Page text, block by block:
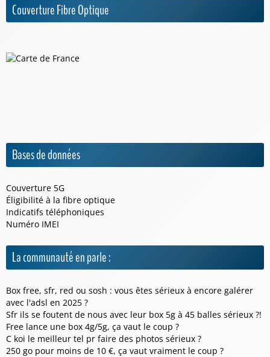
Couverture Fibre Optique
Bases de données
Couverture 5G
Éligibilité à la fibre optique
Indicatifs téléphoniques
Numéro IMEI
La communauté en parle :
Box free, sfr, red ou sosh : vous êtes sérieux à encore galérer
avec l'adsl en 2025 ?
Sfr ils se foutent de nous avec leur box 5g à 45 balles sérieux ?!
Free lance une box 4g/5g, ça vaut le coup ?
C koi le meilleur tel pr faire des photos sérieux ?
250 go pour moins de 10 €, ça vaut vraiment le coup ?